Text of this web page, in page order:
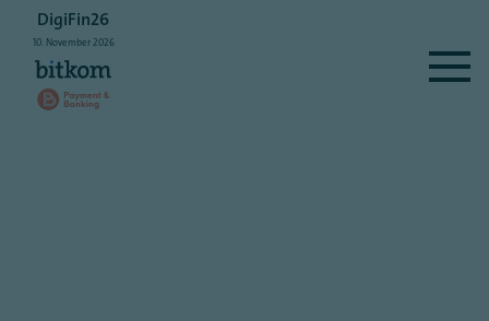
DigiFin26
10. November2026